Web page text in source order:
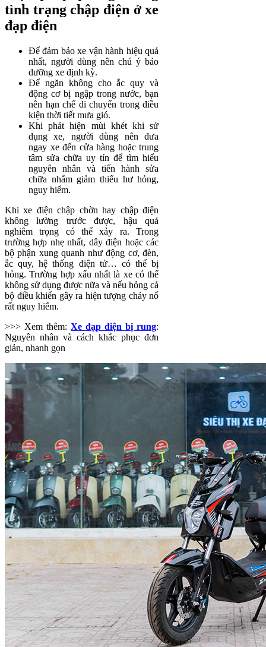
tình trạng chập điện ở xe
đạp điện
Để đảm bảo xe vận hành hiệu quả
nhất, người dùng nên chú ý bảo
dưỡng xe định kỳ.
Để ngăn không cho ắc quy và
động cơ bị ngập trong nước, bạn
nên hạn chế di chuyển trong điều
kiện thời tiết mưa gió.
Khi phát hiện mùi khét khi sử
dụng xe, người dùng nên đưa
ngay xe đến cửa hàng hoặc trung
tâm sửa chữa uy tín để tìm hiểu
nguyên nhân và tiến hành sửa
chữa nhằm giảm thiểu hư hỏng,
nguy hiểm.
Khi xe điện chập chờn hay chập điện
không lường trước được, hậu quả
nghiêm trọng có thể xảy ra. Trong
trường hợp nhẹ nhất, dây điện hoặc các
bộ phận xung quanh như động cơ, đèn,
ắc quy, hệ thống điện tử… có thể bị
hỏng. Trường hợp xấu nhất là xe có thể
không sử dụng được nữa và nếu hỏng cả
bộ điều khiển gây ra hiện tượng cháy nổ
rất nguy hiểm.
>>> Xem thêm:Xe đạp điện bị rung:
Nguyên nhân và cách khắc phục đơn
giản, nhanh gọn